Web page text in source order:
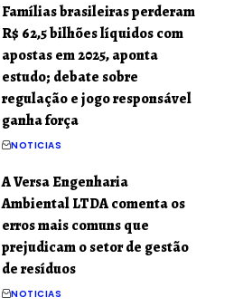
Famílias brasileiras perderam
R$ 62,5 bilhões líquidos com
apostas em 2025, aponta
estudo; debate sobre
regulação e jogo responsável
ganha força
NOTICIAS
A Versa Engenharia
Ambiental LTDA comenta os
erros mais comuns que
prejudicam o setor de gestão
de resíduos
NOTICIAS